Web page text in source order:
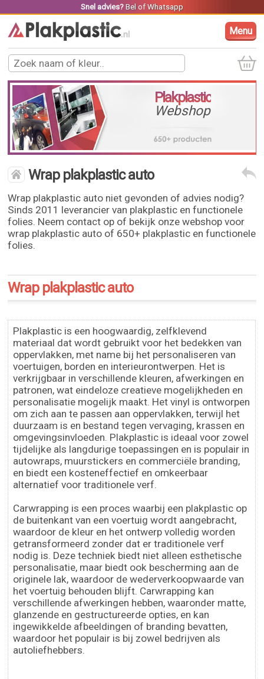
Snel advies? Belof Whatsapp
Menu
Plakplastic
Webshop
Wrap plakplastic auto
Wrap plakplastic auto niet gevonden of advies nodig?
Sinds 2011 leverancier van plakplastic en functionele
folies. Neem contact op of bekijk onze webshop voor
wrap plakplastic auto of 650+ plakplastic en functionele
folies.
Wrap plakplastic auto
Plakplastic is een hoogwaardig, zelfklevend
materiaal dat wordt gebruikt voor het bedekken van
oppervlakken, met name bij het personaliseren van
voertuigen, borden en interieurontwerpen. Het is
verkrijgbaar in verschillende kleuren, afwerkingen en
patronen, wat eindeloze creatieve mogelijkheden en
personalisatie mogelijk maakt. Het vinyl is ontworpen
om zich aan te passen aan oppervlakken, terwijl het
duurzaam is en bestand tegen vervaging, krassen en
omgevingsinvloeden. Plakplastic is ideaal voor zowel
tijdelijke als langdurige toepassingen en is populair in
autowraps, muurstickers en commerciële branding,
en biedt een kosteneffectief en omkeerbaar
alternatief voor traditionele verf.
Carwrapping is een proces waarbij een plakplastic op
de buitenkant van een voertuig wordt aangebracht,
waardoor de kleur en het ontwerp volledig worden
getransformeerd zonder dat er traditionele verf
nodig is. Deze techniek biedt niet alleen esthetische
personalisatie, maar biedt ook bescherming aan de
originele lak, waardoor de wederverkoopwaarde van
het voertuig behouden blijft. Carwrapping kan
verschillende afwerkingen hebben, waaronder matte,
glanzende en gestructureerde opties, en kan
ingewikkelde afbeeldingen of branding bevatten,
waardoor het populair is bij zowel bedrijven als
autoliefhebbers.